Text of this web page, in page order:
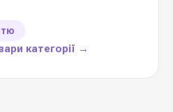
1 упаковку
категорії →